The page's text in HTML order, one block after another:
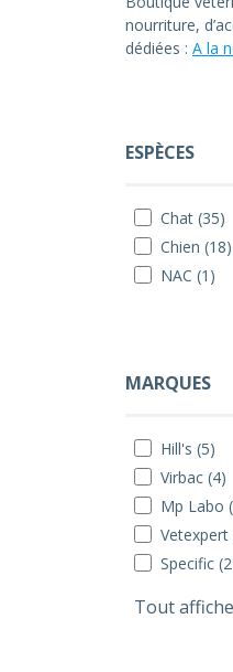
nourriture,
dédiées : A la
ESPÈCES
Chat (35)
Chien (18)
NAC (1)
MARQUES
Hill's (5)
Virbac (4)
Mp Labo
Vetexpert
Specific
Tout